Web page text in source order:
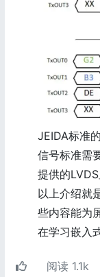
JEIDA标准
信号标准需
提供的
以上介绍就
些内容能为
在学习嵌入
阅读 1.1k